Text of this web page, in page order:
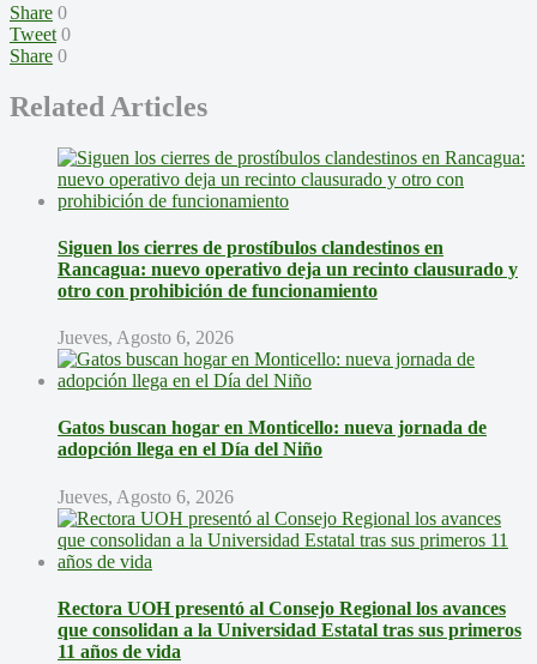
Share 0
Tweet 0
Share 0
Related Articles
Siguen los cierres de prostíbulos clandestinos en
Rancagua: nuevo operativo deja un recinto clausurado y
otro con prohibición de funcionamiento
Jueves, Agosto 6, 2026
Gatos buscan hogar en Monticello: nueva jornada de
adopción llega en el Día del Niño
Jueves, Agosto 6, 2026
Rectora UOH presentó al Consejo Regional los avances
que consolidan a la Universidad Estatal tras sus primeros
11 años de vida